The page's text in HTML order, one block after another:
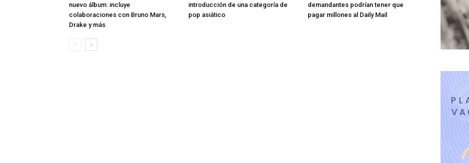
nuevo álbum: incluye
colaboraciones con Bruno Mars,
Drake y más
introducción de una categoría de
pop asiático
demandantes podrían tener que
pagar millones al Daily Mail